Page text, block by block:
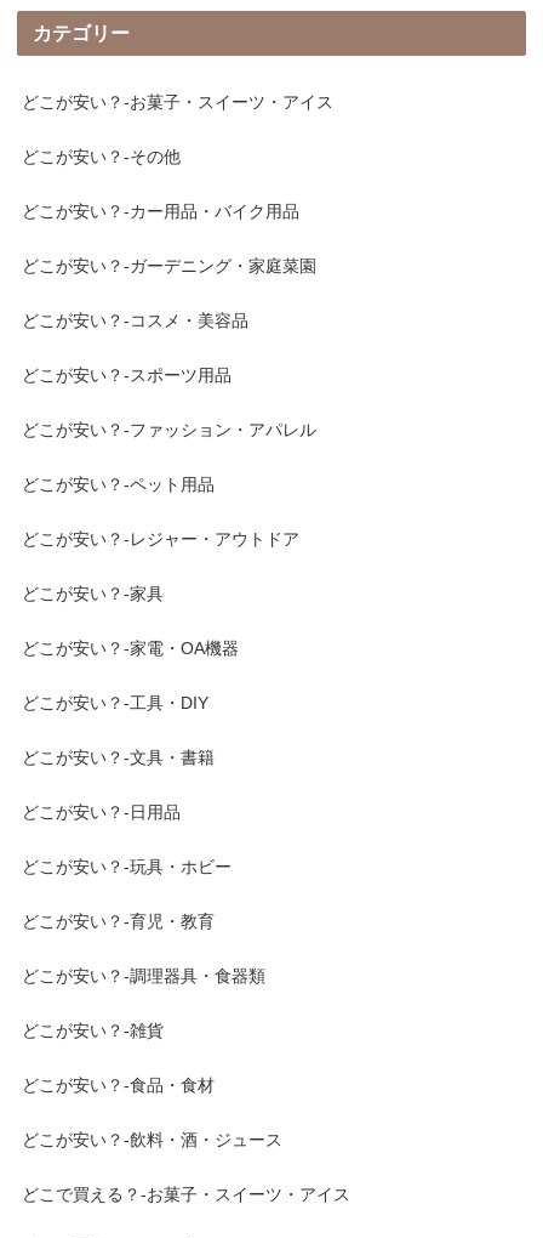
カテゴリー
どこが安い？-お菓子・スイーツ・アイス
どこが安い？-その他
どこが安い？-カー用品・バイク用品
どこが安い？-ガーデニング・家庭菜園
どこが安い？-コスメ・美容品
どこが安い？-スポーツ用品
どこが安い？-ファッション・アパレル
どこが安い？-ペット用品
どこが安い？-レジャー・アウトドア
どこが安い？-家具
どこが安い？-家電・OA機器
どこが安い？-工具・DIY
どこが安い？-文具・書籍
どこが安い？-日用品
どこが安い？-玩具・ホビー
どこが安い？-育児・教育
どこが安い？-調理器具・食器類
どこが安い？-雑貨
どこが安い？-食品・食材
どこが安い？-飲料・酒・ジュース
どこで買える？-お菓子・スイーツ・アイス